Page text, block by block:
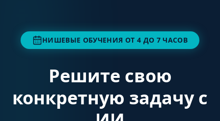
НИШЕВЫЕ ОБУЧЕНИЯ ОТ 4 ДО 7 ЧАСОВ
Решите свою
конкретную задачу с